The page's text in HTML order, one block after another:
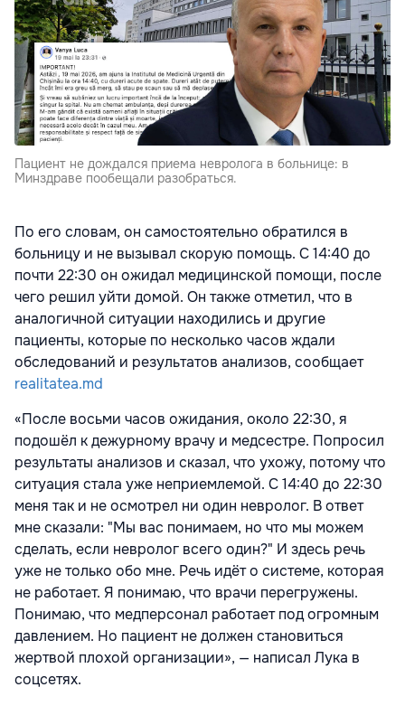
Пациент не дождался приема невролога в больнице: в
Минздраве пообещали разобраться.
По его словам, он самостоятельно обратился в
больницу и не вызывал скорую помощь. С 14:40 до
почти 22:30 он ожидал медицинской помощи, после
чего решил уйти домой. Он также отметил, что в
аналогичной ситуации находились и другие
пациенты, которые по несколько часов ждали
обследований и результатов анализов, сообщает
realitatea.md
«После восьми часов ожидания, около 22:30, я
подошёл к дежурному врачу и медсестре. Попросил
результаты анализов и сказал, что ухожу, потому что
ситуация стала уже неприемлемой. С 14:40 до 22:30
меня так и не осмотрел ни один невролог. В ответ
мне сказали: "Мы вас понимаем, но что мы можем
сделать, если невролог всего один?" И здесь речь
уже не только обо мне. Речь идёт о системе, которая
не работает. Я понимаю, что врачи перегружены.
Понимаю, что медперсонал работает под огромным
давлением. Но пациент не должен становиться
жертвой плохой организации», — написал Лука в
соцсетях.